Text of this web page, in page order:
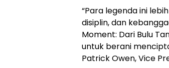
“Para legenda ini
disiplin, dan
Moment: Dari Bulu
untuk berani
Patrick Owen, Vice